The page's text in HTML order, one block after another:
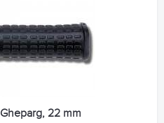
22 mm